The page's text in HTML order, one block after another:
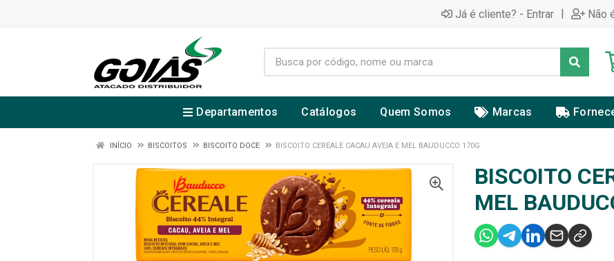
Já é cliente? - Entrar | Não
Departamentos Catálogos Quem Somos Marcas
INÍCIO BISCOITOS BISCOITO DOCE BISCOITO CEREALE CACAU AVEIA E MEL BAUDUCCO 170G
BISCOITO
MEL